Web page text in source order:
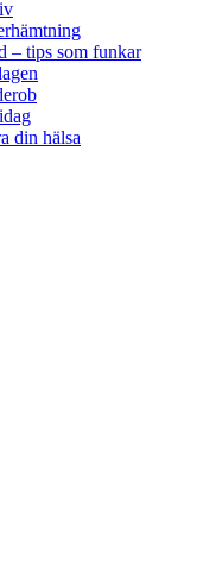
– tips som funkar
din hälsa